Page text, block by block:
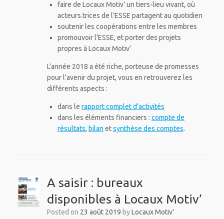
faire de Locaux Motiv’ un tiers-lieu vivant, où
acteurs.trices de l’ESSE partagent au quotidien
soutenir les coopérations entre les membres
promouvoir l’ESSE, et porter des projets
propres à Locaux Motiv’
L’année 2018 a été riche, porteuse de promesses
pour l’avenir du projet, vous en retrouverez les
différents aspects :
dans le rapport complet d’activités
dans les éléments financiers : compte de
résultats, bilan etsynthèse des comptes.
A saisir : bureaux
disponibles à Locaux Motiv’
Posted on 23 août 2019 byLocaux Motiv'